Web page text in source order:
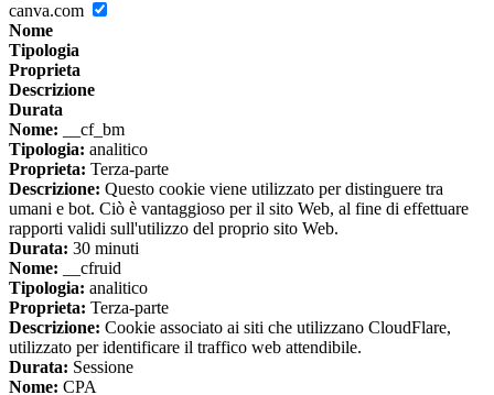
canva.com
Nome
Tipologia
Proprieta
Descrizione
Durata
Nome: __cf_bm
Tipologia: analitico
Proprieta: Terza-parte
Descrizione: Questo cookie viene utilizzato per distinguere tra
umani e bot. Ciò è vantaggioso per il sito Web, al fine di effettuare
rapporti validi sull'utilizzo del proprio sito Web.
Durata: 30 minuti
Nome: __cfruid
Tipologia: analitico
Proprieta: Terza-parte
Descrizione: Cookie associato ai siti che utilizzano CloudFlare,
utilizzato per identificare il traffico web attendibile.
Durata: Sessione
Nome: CPA